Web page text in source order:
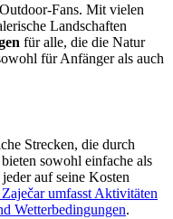
Fans. Mit vielen
Landschaften
für alle, die die Natur
für Anfänger als auch
Strecken, die durch
sowohl einfache als
auf seine Kosten
umfasst Aktivitäten
Wetterbedingungen.